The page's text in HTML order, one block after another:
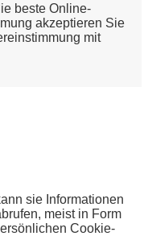
beste Online-
akzeptieren Sie
mit
sie Informationen
meist in Form
Cookie-